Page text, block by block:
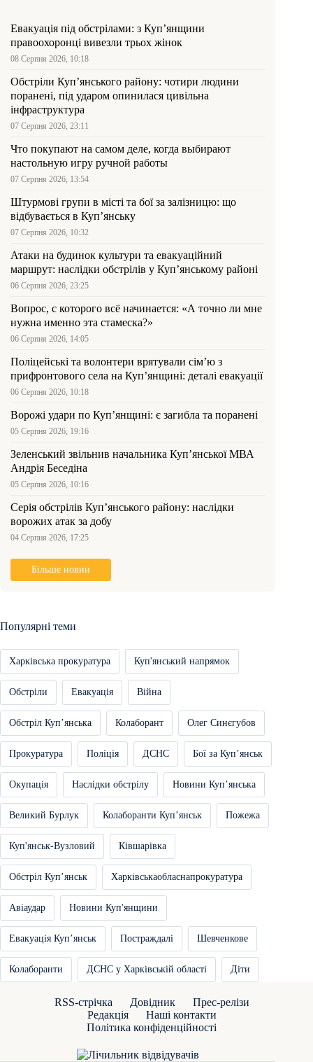
Евакуація під обстрілами: з Куп’янщини
правоохоронці вивезли трьох жінок
08 Серпня 2026, 10:18
Обстріли Куп’янського району: чотири людини
поранені, під ударом опинилася цивільна
інфраструктура
07 Серпня 2026, 23:11
Что покупают на самом деле, когда выбирают
настольную игру ручной работы
07 Серпня 2026, 13:54
Штурмові групи в місті та бої за залізницю: що
відбувається в Куп’янську
07 Серпня 2026, 10:32
Атаки на будинок культури та евакуаційний
маршрут: наслідки обстрілів у Куп’янському районі
06 Серпня 2026, 23:25
Вопрос, с которого всё начинается: «А точно ли мне
нужна именно эта стамеска?»
06 Серпня 2026, 14:05
Поліцейські та волонтери врятували сім’ю з
прифронтового села на Куп’янщині: деталі евакуації
06 Серпня 2026, 10:18
Ворожі удари по Куп’янщині: є загибла та поранені
05 Серпня 2026, 19:16
Зеленський звільнив начальника Купʼянської МВА
Андрія Беседіна
05 Серпня 2026, 10:16
Серія обстрілів Куп’янського району: наслідки
ворожих атак за добу
04 Серпня 2026, 17:25
Більше новин
Популярні теми
Харківська прокуратура Куп'янський напрямок
Обстріли Евакуація Війна
Обстріл Купʼянська Колаборант Олег Синєгубов
Прокуратура Поліція ДСНС Бої за Купʼянськ
Окупація Наслідки обстрілу Новини Купʼянська
Великий Бурлук Колаборанти Купʼянськ Пожежа
Куп'янськ-Вузловий Ківшарівка
Обстріл Купʼянськ Харківськаобласнапрокуратура
Авіаудар Новини Куп'янщини
Евакуація Купʼянськ Постраждалі Шевченкове
Колаборанти ДСНС у Харківській області Діти
RSS-стрічка Довідник
Прес-релізи
Редакція
Наші контакти
Політика конфіденційності